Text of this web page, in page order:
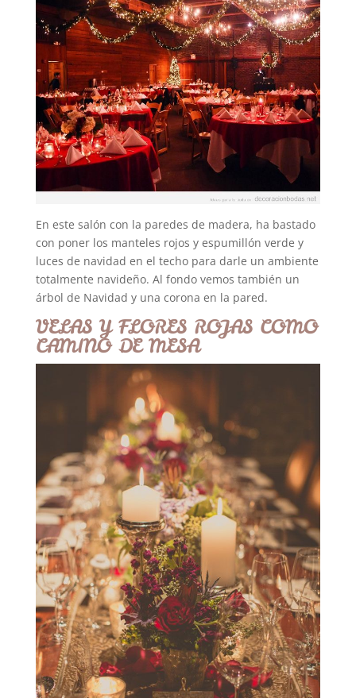
En este salón con la paredes de madera, ha bastado
con poner los manteles rojos y espumillón verde y
luces de navidad en el techo para darle un ambiente
totalmente navideño. Al fondo vemos también un
árbol de Navidad y una corona en la pared.
VELAS Y FLORES ROJAS COMO
CAMINO DE MESA